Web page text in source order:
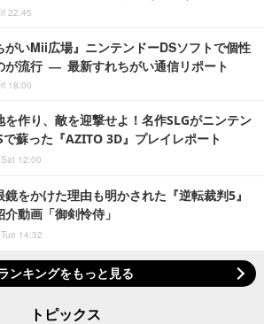
22:45
がいMii広場』ニンテンドーDSソフトで個性
が流行 ― 最新すれちがい通信リポート
18:00
を作り、敵を迎撃せよ！名作SLGがニンテン
で蘇った『AZITO 3D』プレイレポート
12:00
鏡をかけた理由も明かされた『逆転裁判5』
介動画「御剣怜侍」
14:32
ンキングをもっと見る
トピックス